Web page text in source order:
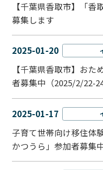
【千葉県香取市】「香
募集します
2025-01-20
【千葉県香取市】お
者募集中（2025/2/22-24
2025-01-17
子育て世帯向け移住体
かつうら」参加者募集